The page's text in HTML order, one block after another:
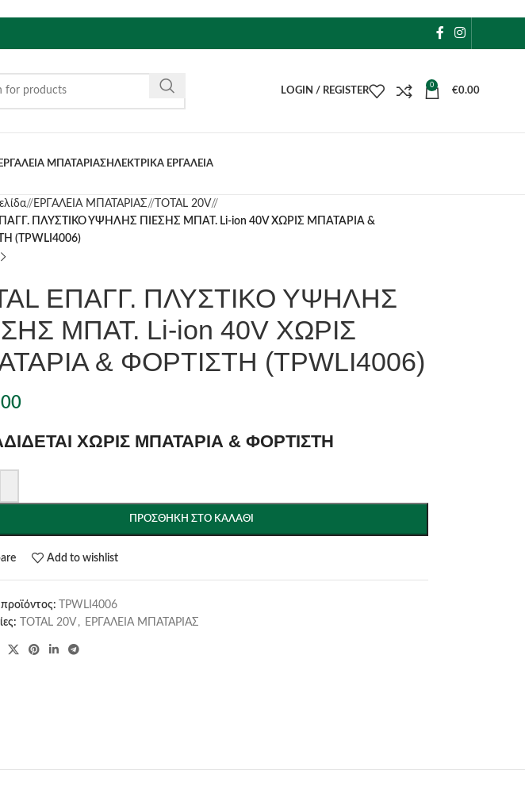
LOGIN / REGISTER
0
€0.00
ΕΡΓΑΛΕΙΑ ΜΠΑΤΑΡΙΑΣΗΛΕΚΤΡΙΚΑ ΕΡΓΑΛΕΙΑ
/ ΕΡΓΑΛΕΙΑ ΜΠΑΤΑΡΙΑΣ/ TOTAL 20V/
ΕΠΑΓΓ. ΠΛΥΣΤΙΚΟ ΥΨΗΛΗΣ ΠΙΕΣΗΣ ΜΠΑΤ. Li-ion 40V ΧΩΡΙΣ ΜΠΑΤΑΡΙΑ &
(TPWLI4006)
ΕΠΑΓΓ. ΠΛΥΣΤΙΚΟ ΥΨΗΛΗΣ
ΜΠΑΤ. Li-ion 40V ΧΩΡΙΣ
& ΦΟΡΤΙΣΤΗ (TPWLI4006)
ΧΩΡΙΣ ΜΠΑΤΑΡΙΑ & ΦΟΡΤΙΣΤΗ
ΠΡΟΣΘΉΚΗ ΣΤΟ ΚΑΛΆΘΙ
Add to wishlist
TPWLI4006
TOTAL 20V , ΕΡΓΑΛΕΙΑ ΜΠΑΤΑΡΙΑΣ